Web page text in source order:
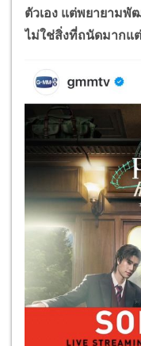
ตัวเอง แต่พยายามพั
ไม่ใช่สิ่งที่ถนัดมากแ